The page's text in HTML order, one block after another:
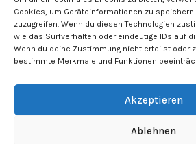
Cookies, um Geräteinformationen zu
zuzugreifen. Wenn du diesen Technologien
wie das Surfverhalten oder eindeutige IDs auf
Wenn du deine Zustimmung nicht erteilst oder
bestimmte Merkmale und Funktionen
Akzeptieren
Ablehnen
Cashplosiv 2025 -Imprint-